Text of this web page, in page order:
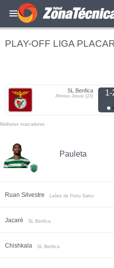
PLAY-OFF LIGA
SL Benfica
Afonso Jesus (23) 1-
Melhores marcadores
Pauleta
Ruan Silvestre Leões de Porto Salvo
Jacaré SL Benfica
Chishkala SL Benfica